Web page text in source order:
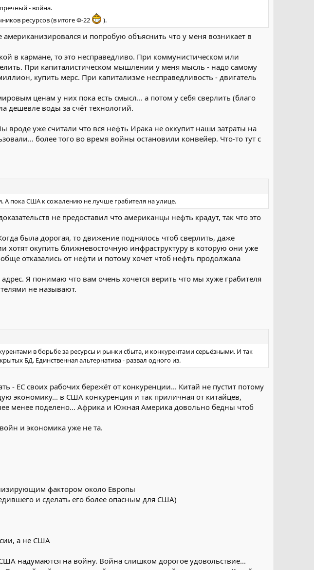
- война.
ресурсов (в итоге Ф-22
).
и попробую объяснить что у меня возникает в
в кармане, то это несправедливо. При коммунистическом или
При капиталистическом мышлении у меня мысль - надо самому
купить мерс. При капитализме несправедливость - двигатель
ценам у них пока есть смысл... а потом у себя сверлить (благо
дешевле воды за счёт технологий.
вроде уже считали что вся нефть Ирака не оккупит наши затраты на
более того во время войны остановили конвейер. Что-то тут с
А пока США к сожалению не лучше грабителя на улице.
не предоставил что американцы нефть крадут, так что это
была дорогая, то движение поднялось чтоб сверлить, даже
хотят окупить ближневосточную инфраструктуру в которую они уже
отказались от нефти и потому хочет чтоб нефть продолжала
Я понимаю что вам очень хочется верить что мы хуже грабителя
не называют.
в борьбе за ресурсы и рынки сбыта, и конкурентами серьёзными. И так
БД. Единственная альтернатива - развал одного из.
- ЕС своих рабочих бережёт от конкуренции... Китай не пустит потому
экономику... в США конкуренция и так приличная от китайцев,
менее поделено... Африка и Южная Америка довольно бедны чтоб
и экономика уже не та.
фактором около Европы
и сделать его более опасным для США)
а не США
надумаются на войну. Война слишком дорогое удовольствие...